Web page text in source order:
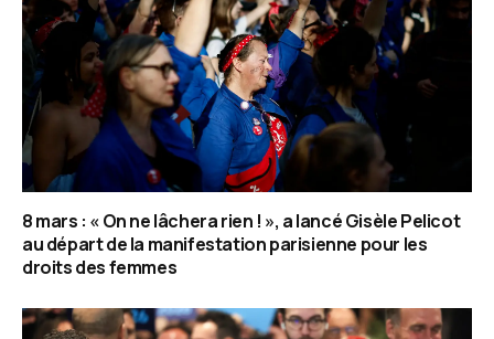
8 mars : « On ne lâchera rien ! », a lancé Gisèle Pelicot
au départ de la manifestation parisienne pour les
droits des femmes